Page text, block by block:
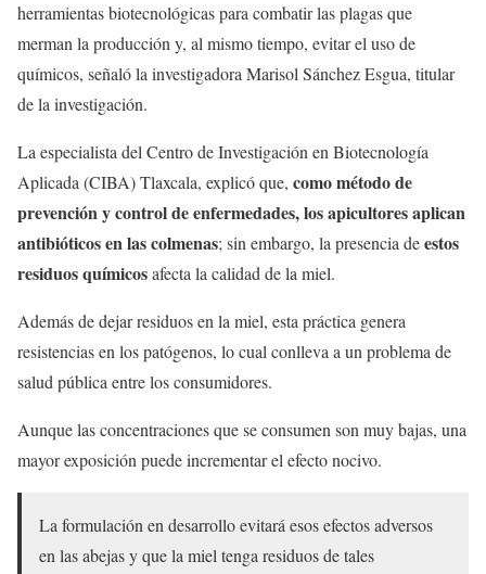
herramientas biotecnológicas para combatir las plagas que
merman la producción y, al mismo tiempo, evitar el uso de
químicos, señaló la investigadora Marisol Sánchez Esgua, titular
de la investigación.
La especialista del Centro de Investigación en Biotecnología
Aplicada (CIBA) Tlaxcala, explicó que, como método de
prevención y control de enfermedades, los apicultores aplican
antibióticos en las colmenas; sin embargo, la presencia deestos
residuos químicosafecta la calidad de la miel.
Además de dejar residuos en la miel, esta práctica genera
resistencias en los patógenos, lo cual conlleva a un problema de
salud pública entre los consumidores.
Aunque las concentraciones que se consumen son muy bajas, una
mayor exposición puede incrementar el efecto nocivo.
La formulación en desarrollo evitará esos efectos adversos
en las abejas y que la miel tenga residuos de tales